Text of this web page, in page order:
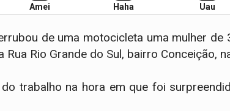
Amei Haha Uau
de uma motocicleta uma mulher
Rua Rio Grande do Sul, bairro Conceição,
trabalho na hora em que foi